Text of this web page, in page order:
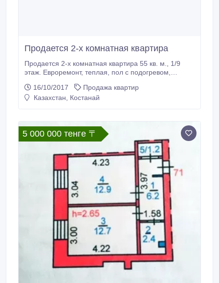
Продается 2-х комнатная квартира
Продается 2-х комнатная квартира 55 кв. м., 1/9
этаж. Евроремонт, теплая, пол с подогревом,
решетки, не угловая, можно под бизнес
(разрешительные документы имеются).
16/10/2017
Продажа квартир
Казахстан, Костанай
5 000 000 тенге 〒